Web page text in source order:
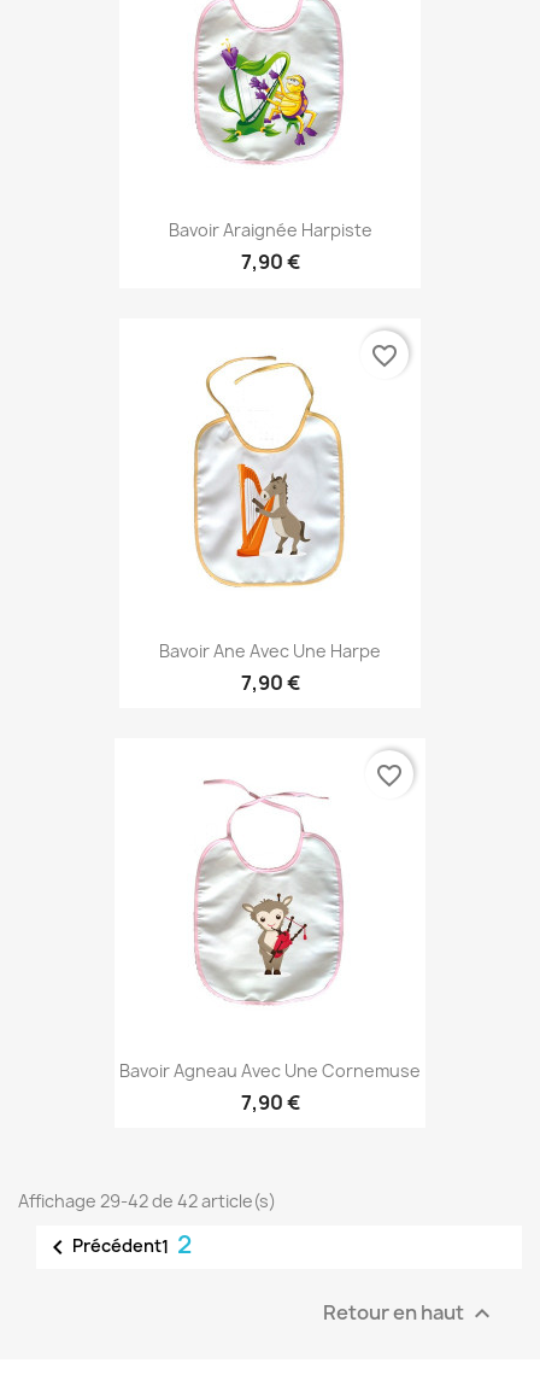
Bavoir Araignée Harpiste
7,90 €
Bavoir Ane Avec Une Harpe
7,90 €
favorite_border
Bavoir Agneau Avec Une Cornemuse
7,90 €
favorite_border
Affichage 29-42 de 42 article(s)
 Précédent1 2
Retour en haut 